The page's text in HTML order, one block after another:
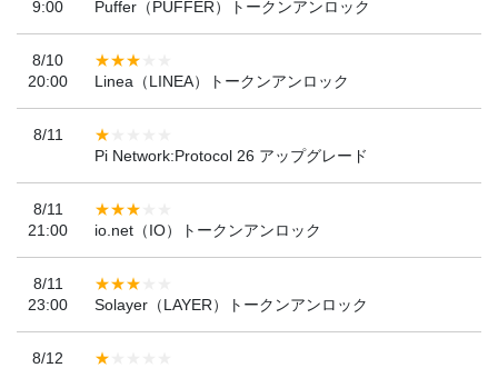
9:00
Puffer（PUFFER）トークンアンロック
8/10
20:00
Linea（LINEA）トークンアンロック
8/11
Pi Network:Protocol 26 アップグレード
8/11
21:00
io.net（IO）トークンアンロック
8/11
23:00
Solayer（LAYER）トークンアンロック
8/12